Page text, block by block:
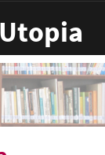
Utopia